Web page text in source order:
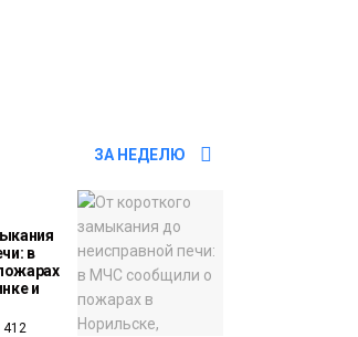
Путорана
систему
за вечной
и очистят
от мусора
ЗА НЕДЕЛЮ
в
и
412